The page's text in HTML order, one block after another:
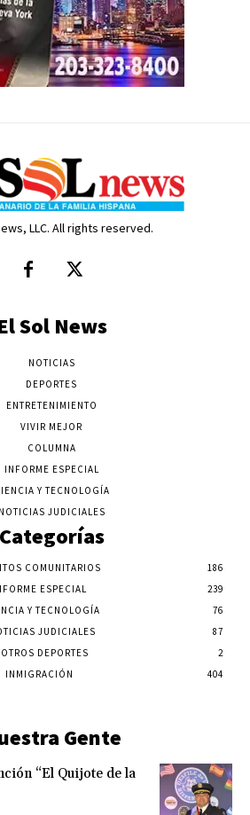
LLC. All rights reserved.
Sol News
NOTICIAS
DEPORTES
ENTRETENIMIENTO
VIVIR MEJOR
COLUMNA
INFORME ESPECIAL
Y TECNOLOGÍA
NOTICIAS JUDICIALES
Categorías
COMUNITARIOS
186
ESPECIAL
239
Y TECNOLOGÍA
76
JUDICIALES
87
OTROS DEPORTES
2
INMIGRACIÓN
404
Gente
“El Quijote de la